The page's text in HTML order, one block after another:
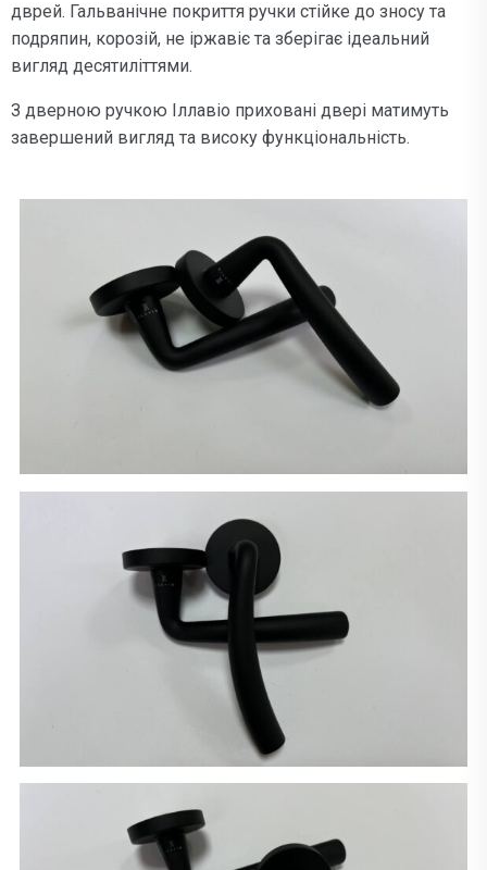
дврей. Гальванічне покриття ручки стійке до зносу та
подряпин, корозій, не іржавіє та зберігає ідеальний
вигляд десятиліттями.
З дверною ручкою Іллавіо приховані двері матимуть
завершений вигляд та високу функціональність.